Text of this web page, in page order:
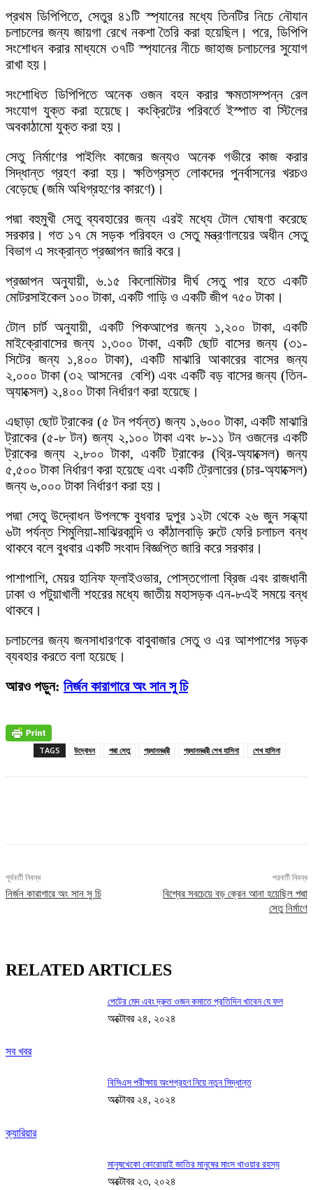
প্রথম ডিপিপিতে, সেতুর ৪১টি স্প্যানের মধ্যে তিনটির নিচে নৌযান
চলাচলের জন্য জায়গা রেখে নকশা তৈরি করা হয়েছিল। পরে, ডিপিপি
সংশোধন করার মাধ্যমে ৩৭টি স্প্যানের নীচে জাহাজ চলাচলের সুযোগ
রাখা হয়।
সংশোধিত ডিপিপিতে অনেক ওজন বহন করার ক্ষমতাসম্পন্ন রেল
সংযোগ যুক্ত করা হয়েছে। কংক্রিটের পরিবর্তে ইস্পাত বা স্টিলের
অবকাঠামো যুক্ত করা হয়।
সেতু নির্মাণের পাইলিং কাজের জন্যও অনেক গভীরে কাজ করার
সিদ্ধান্ত গ্রহণ করা হয়। ক্ষতিগ্রস্ত লোকদের পুনর্বাসনের খরচও
বেড়েছে (জমি অধিগ্রহণের কারণে)।
পদ্মা বহুমুখী সেতু ব্যবহারের জন্য এরই মধ্যে টোল ঘোষণা করেছে
সরকার। গত ১৭ মে সড়ক পরিবহন ও সেতু মন্ত্রণালয়ের অধীন সেতু
বিভাগ এ সংক্রান্ত প্রজ্ঞাপন জারি করে।
প্রজ্ঞাপন অনুযায়ী, ৬.১৫ কিলোমিটার দীর্ঘ সেতু পার হতে একটি
মোটরসাইকেল ১০০ টাকা, একটি গাড়ি ও একটি জীপ ৭৫০ টাকা।
টোল চার্ট অনুযায়ী, একটি পিকআপের জন্য ১,২০০ টাকা, একটি
মাইক্রোবাসের জন্য ১,৩০০ টাকা, একটি ছোট বাসের জন্য (৩১-
সিটের জন্য ১,৪০০ টাকা), একটি মাঝারি আকারের বাসের জন্য
২,০০০ টাকা (৩২ আসনের বেশি) এবং একটি বড় বাসের জন্য (তিন-
অ্যাক্সেল) ২,৪০০ টাকা নির্ধারণ করা হয়েছে।
এছাড়া ছোট ট্রাকের (৫ টন পর্যন্ত) জন্য ১,৬০০ টাকা, একটি মাঝারি
ট্রাকের (৫-৮ টন) জন্য ২,১০০ টাকা এবং ৮-১১ টন ওজনের একটি
ট্রাকের জন্য ২,৮০০ টাকা, একটি ট্রাকের (থ্রি-অ্যাক্সেল) জন্য
৫,৫০০ টাকা নির্ধারণ করা হয়েছে এবং একটি ট্রেলারের (চার-অ্যাক্সেল)
জন্য ৬,০০০ টাকা নির্ধারণ করা হয়।
পদ্মা সেতু উদ্বোধন উপলক্ষে বুধবার দুপুর ১২টা থেকে ২৬ জুন সন্ধ্যা
৬টা পর্যন্ত শিমুলিয়া-মাঝিরকান্দি ও কাঁঠালবাড়ি রুটে ফেরি চলাচল বন্ধ
থাকবে বলে বুধবার একটি সংবাদ বিজ্ঞপ্তি জারি করে সরকার।
পাশাপাশি, মেয়র হানিফ ফ্লাইওভার, পোস্তগোলা ব্রিজ এবং রাজধানী
ঢাকা ও পটুয়াখালী শহরের মধ্যে জাতীয় মহাসড়ক এন-৮এই সময়ে বন্ধ
থাকবে।
চলাচলের জন্য জনসাধারণকে বাবুবাজার সেতু ও এর আশপাশের সড়ক
ব্যবহার করতে বলা হয়েছে।
আরও পড়ুন: নির্জন কারাগারে অং সান সু চি
TAGS উদ্বোধন পদ্মা সেতু প্রধানমন্ত্রী প্রধানমন্ত্রী শেখ হাসিনা শেখ হাসিনা
পূর্ববর্তী নিবন্ধ
নির্জন কারাগারে অং সান সু চি
পরবর্তী নিবন্ধ
বিশ্বের সবচেয়ে বড় ক্রেন আনা হয়েছিল পদ্মা
সেতু নির্মাণে
RELATED ARTICLES
সব খবর
পেটের মেদ এবং দ্রুত ওজন কমাতে প্রতিদিন খাবেন যে ফল
অক্টোবর ২৪, ২০২৪
ক্যারিয়ার
বিসিএস পরীক্ষায় অংশগ্রহণ নিয়ে নতুন সিদ্ধান্ত
অক্টোবর ২৪, ২০২৪
মানুষখেকো কোরোয়াই জাতির মানুষের মাংস খাওয়ার রহস্য
অক্টোবর ২৩, ২০২৪